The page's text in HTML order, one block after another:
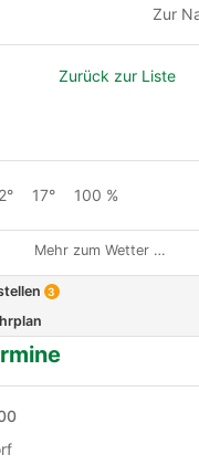
Zur
Zurück zur Liste
17° 100 %
Mehr zum Wetter …
3